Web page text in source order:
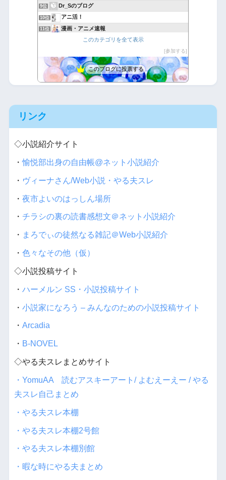
9位 Dr_Sのブログ
10位 アニ活！
11位 漫画・アニメ速報
たつみんの気ままな喫茶店
14位 バカには見えない服はバカに裸を見られる服
15位 完全趣味（裏）
このカテゴリを全て表示
参加する
このブログに投票する
リンク
◇小説紹介サイト
・愉悦部出身の自由帳@ネット小説紹介
・ ヴィーナさん/Web小説・やる夫スレ
・ 夜市よいのはっしん場所
・ チラシの裏の読書感想文＠ネット小説紹介
・ まろでぃの徒然なる雑記＠Web小説紹介
・ 色々なその他（仮）
◇小説投稿サイト
・ ハーメルン SS・小説投稿サイト
・ 小説家になろう – みんなのための小説投稿サイト
・ Arcadia
・ B-NOVEL
◇やる夫スレまとめサイト
・YomuAA 読むアスキーアート/ よむえーえー / やる
夫スレ自己まとめ
・やる夫スレ本棚
・やる夫スレ本棚2号館
・やる夫スレ本棚別館
・暇な時にやる夫まとめ